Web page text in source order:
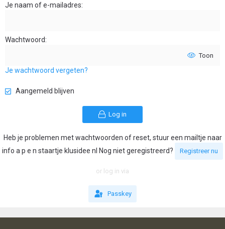
Je naam of e-mailadres
Wachtwoord
Toon
Je wachtwoord vergeten?
Aangemeld blijven
Log in
Heb je problemen met wachtwoorden of reset, stuur een mailtje naar
info a p e n staartje klusidee nl Nog niet geregistreerd?
Registreer nu
or log in via
Passkey